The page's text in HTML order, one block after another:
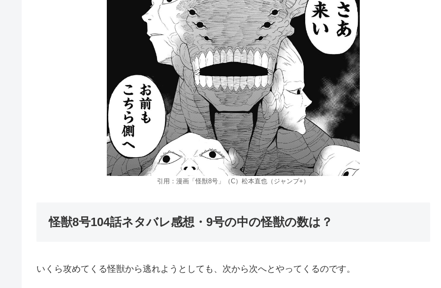
引用：漫画「怪獣8号」（C）松本直也（ジャンプ+）
怪獣8号104話ネタバレ感想・9号の中の怪獣の数は？
いくら攻めてくる怪獣から逃れようとしても、次から次へとやってくるのです。